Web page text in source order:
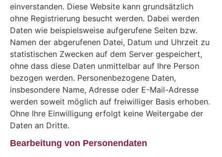
einverstanden. Diese Website kann grundsätzlich
ohne Registrierung besucht werden. Dabei werden
Daten wie beispielsweise aufgerufene Seiten bzw.
Namen der abgerufenen Datei, Datum und Uhrzeit zu
statistischen Zwecken auf dem Server gespeichert,
ohne dass diese Daten unmittelbar auf Ihre Person
bezogen werden. Personenbezogene Daten,
insbesondere Name, Adresse oder E-Mail-Adresse
werden soweit möglich auf freiwilliger Basis erhoben.
Ohne Ihre Einwilligung erfolgt keine Weitergabe der
Daten an Dritte.
Bearbeitung von Personendaten